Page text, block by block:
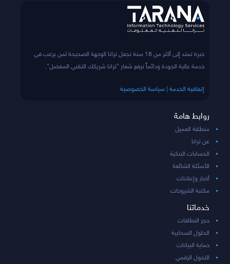
خبرة تمتد إلى أكثر من 18 سنة تجعل ترانا الوجهة الصحيحة لمن يرغب في
خدمة عالية الجودة ودائماً نرفع شعار "ترانا شريكك التقني المفضل".
إتفاقية الخدمة سياسة الخصوصية
روابط هامة
منطقة العميل
عن ترانا
الحسابات البنكية
الأسئلة الشائعة
أخبار وإعلانات
مكتبة الشروحات
خدماتنا
حجز النطاقات
الحلول السحابية
حماية البيانات
التحول الرقمي